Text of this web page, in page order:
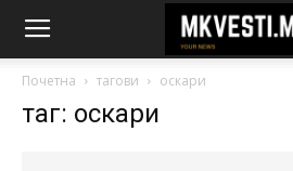
Почетна тагови оскари
таг: оскари